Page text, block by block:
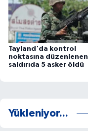
Tayland'da kontrol
noktasına düzenlenen
saldırıda 5 asker öldü
Yükleniyor...